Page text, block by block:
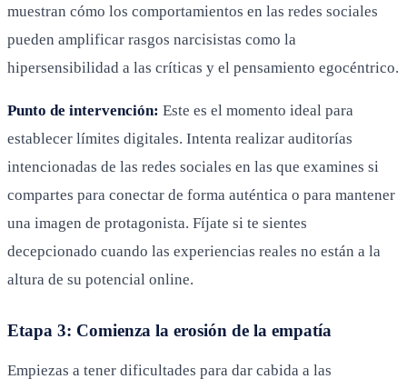
muestran cómo los comportamientos en las redes sociales
pueden amplificar rasgos narcisistas como la
hipersensibilidad a las críticas y el pensamiento egocéntrico.
Punto de intervención: Este es el momento ideal para
establecer límites digitales. Intenta realizar auditorías
intencionadas de las redes sociales en las que examines si
compartes para conectar de forma auténtica o para mantener
una imagen de protagonista. Fíjate si te sientes
decepcionado cuando las experiencias reales no están a la
altura de su potencial online.
Etapa 3: Comienza la erosión de la empatía
Empiezas a tener dificultades para dar cabida a las